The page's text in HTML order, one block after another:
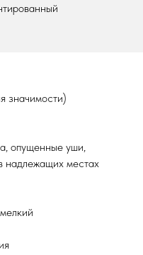
значимости)
опущенные уши,
надлежащих местах